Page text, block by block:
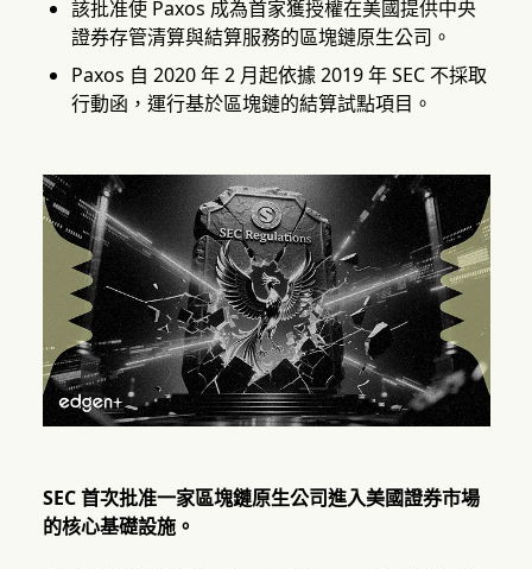
該批准使 Paxos 成為首家獲授權在美國提供中央
證券存管清算與結算服務的區塊鏈原生公司。
Paxos 自 2020 年 2 月起依據 2019 年 SEC 不採取
行動函，運行基於區塊鏈的結算試點項目。
SEC 首次批准一家區塊鏈原生公司進入美國證券市場
的核心基礎設施。